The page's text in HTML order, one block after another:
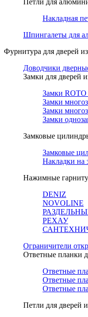
Петли для
Накладная
Шпингалеты для
Фурнитура для дверей
Доводчики
Замки для дверей
Замки
Замки
Замки
Замки
Замковые
Замковые
Накладки на
Нажимные
DENIZ
NOVOLINE
РЕХАУ
Ограничители
Ответные планки
Ответные
Ответные
Ответные
Петли для дверей